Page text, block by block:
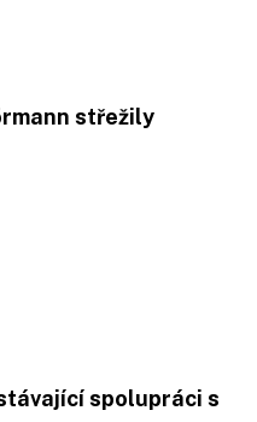
střežily
spolupráci s